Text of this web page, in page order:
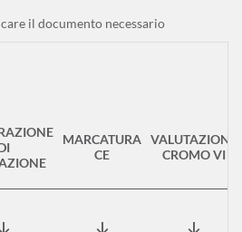
il documento necessario
MARCATURA
CE
VALUTAZIONE
CROMO VI